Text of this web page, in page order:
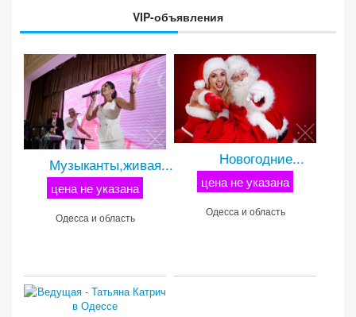
VIP-объявления
Музыканты,живая...
цена не указана
Одесса и область
Новогодние...
цена не указана
Одесса и область